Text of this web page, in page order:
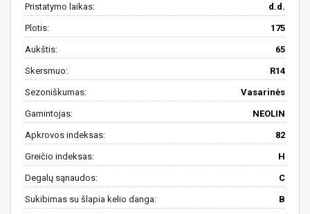
Pristatymo laikas: d.d.
Plotis: 175
Aukštis: 65
Skersmuo: R14
Sezoniškumas: Vasarinės
Gamintojas: NEOLIN
Apkrovos indeksas: 82
Greičio indeksas: H
Degalų sąnaudos: C
Sukibimas su šlapia kelio danga: B